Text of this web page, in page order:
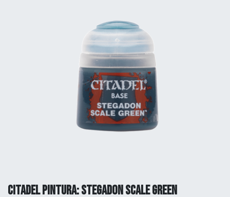
CITADEL PINTURA: STEGADON SCALE GREEN